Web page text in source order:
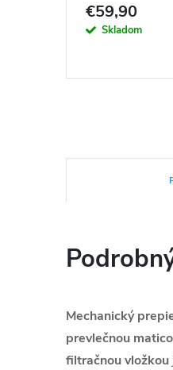
Mechanický
prevlečnou
filtračnou vložkou
€59,90
Skladom